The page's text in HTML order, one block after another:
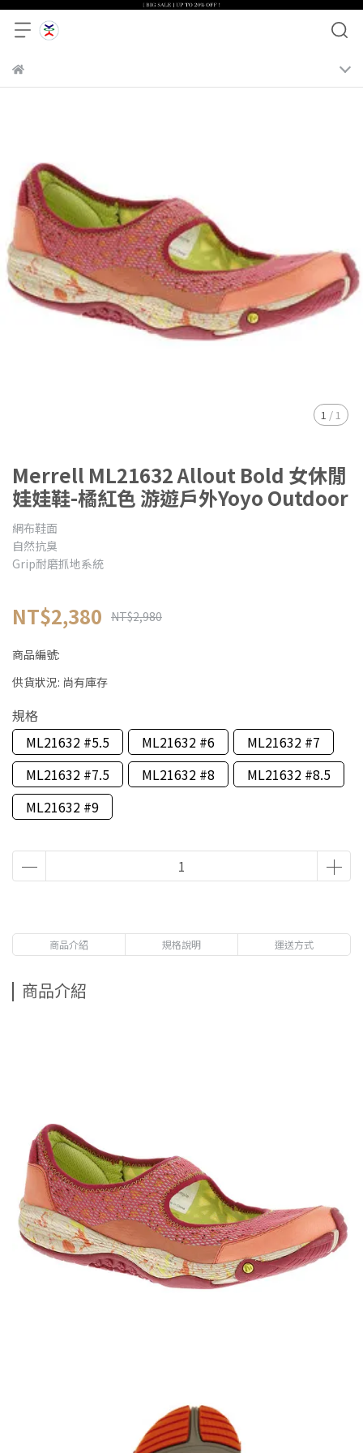
1 /1
Merrell ML21632 Allout Bold 女休閒
娃娃鞋-橘紅色 游遊戶外Yoyo Outdoor
網布鞋面
自然抗臭
Grip耐磨抓地系統
NT$2,380 NT$2,980
商品編號:
供貨狀況: 尚有庫存
規格
ML21632 #5.5
ML21632 #6
ML21632 #7
ML21632 #7.5
ML21632 #8
ML21632 #8.5
ML21632 #9
商品介紹 規格說明 運送方式
商品介紹